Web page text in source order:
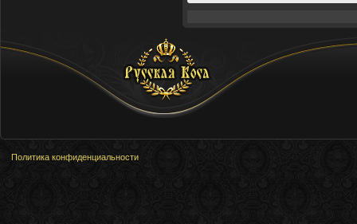
Русская Коса
Политика конфиденциальности